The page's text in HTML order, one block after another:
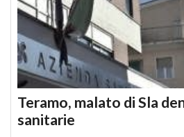
Teramo, malato di Sla
sanitarie